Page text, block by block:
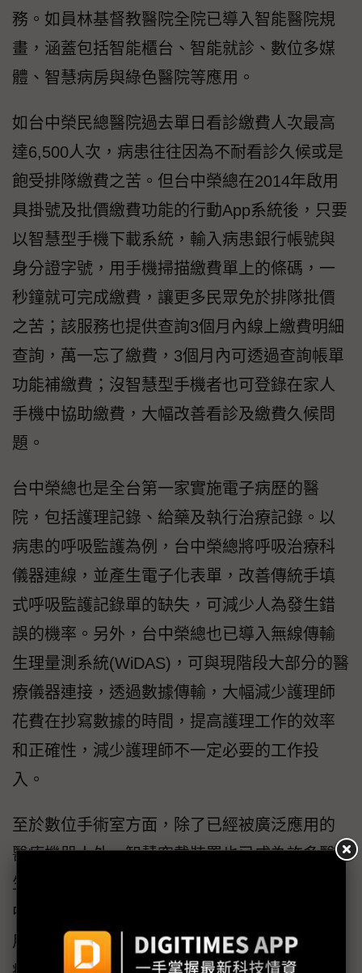
務。如員林基督教醫院全院已導入智能醫院規
畫，涵蓋包括智能櫃台、智能就診、數位多媒
體、智慧病房與綠色醫院等應用。
如台中榮民總醫院過去單日看診繳費人次最高
達6,500人次，病患往往因為不耐看診久候或是
飽受排隊繳費之苦。但台中榮總在2014年啟用
具掛號及批價繳費功能的行動App系統後，只要
以智慧型手機下載系統，輸入病患銀行帳號與
身分證字號，用手機掃描繳費單上的條碼，一
秒鐘就可完成繳費，讓更多民眾免於排隊批價
之苦；該服務也提供查詢3個月內線上繳費明細
查詢，萬一忘了繳費，3個月內可透過查詢帳單
功能補繳費；沒智慧型手機者也可登錄在家人
手機中協助繳費，大幅改善看診及繳費久候問
題。
台中榮總也是全台第一家實施電子病歷的醫
院，包括護理記錄、給藥及執行治療記錄。以
病患的呼吸監護為例，台中榮總將呼吸治療科
儀器連線，並產生電子化表單，改善傳統手填
式呼吸監護記錄單的缺失，可減少人為發生錯
誤的機率。另外，台中榮總也已導入無線傳輸
生理量測系統(WiDAS)，可與現階段大部分的醫
療儀器連接，透過數據傳輸，大幅減少護理師
花費在抄寫數據的時間，提高護理工作的效率
和正確性，減少護理師不一定必要的工作投
入。
至於數位手術室方面，除了已經被廣泛應用的
醫療機器人外，智慧穿戴裝置也已成為許多醫
生在進行手術的重要工具。在各項穿戴式裝置
中，又以可協助醫生獲取即時資訊、又不用使
用到雙手的Google Glass，已在手術治療、醫